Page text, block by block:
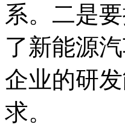
系。二是
了新能源
企业的研
求。